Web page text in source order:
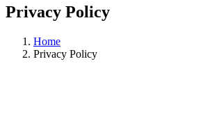
Privacy Policy
Home
Privacy Policy